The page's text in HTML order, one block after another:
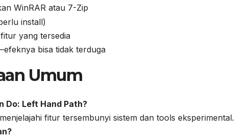
WinRAR atau 7-Zip
install)
yang tersedia
bisa tidak terduga
Umum
Do: Left Hand Path?
fitur tersembunyi sistem dan tools eksperimental.